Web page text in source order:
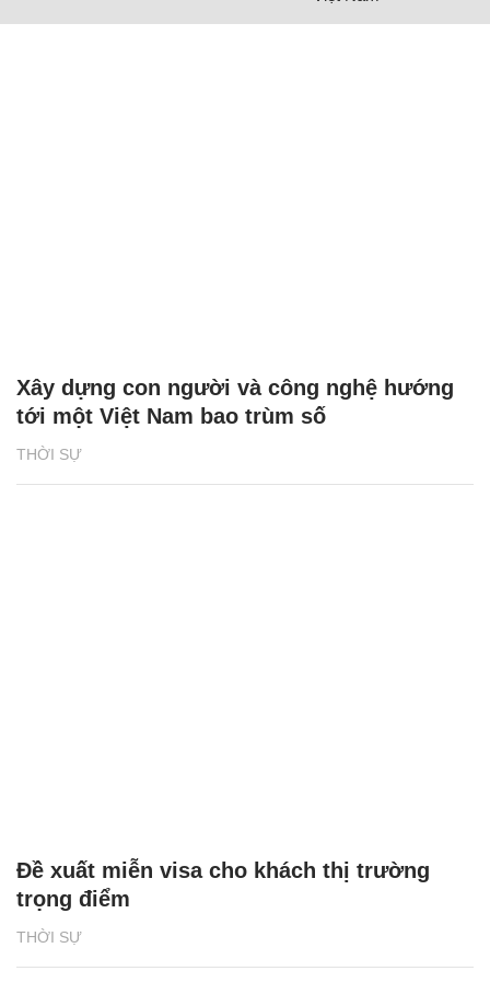
THỜI SỰ
Xây dựng con người và công nghệ hướng
tới một Việt Nam bao trùm số
THỜI SỰ
Đề xuất miễn visa cho khách thị trường
trọng điểm